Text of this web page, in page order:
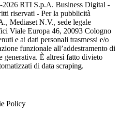
2026 RTI S.p.A. Business Digital -
riservati - Per la pubblicità
Mediaset N.V., sede legale
Viale Europa 46, 20093 Cologno
e ai dati personali trasmessi e/o
funzionale all’addestramento di
generativa. È altresì fatto divieto
di data scraping.
Policy